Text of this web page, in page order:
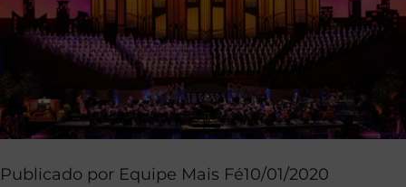
Publicado por Equipe Mais Fé10/01/2020